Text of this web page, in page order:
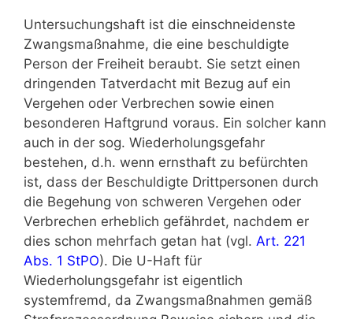
Untersuchungshaft ist die einschneidenste
Zwangsmaßnahme, die eine beschuldigte
Person der Freiheit beraubt. Sie setzt einen
dringenden Tatverdacht mit Bezug auf ein
Vergehen oder Verbrechen sowie einen
besonderen Haftgrund voraus. Ein solcher kann
auch in der sog. Wiederholungsgefahr
bestehen, d.h. wenn ernsthaft zu befürchten
ist, dass der Beschuldigte Drittpersonen durch
die Begehung von schweren Vergehen oder
Verbrechen erheblich gefährdet, nachdem er
dies schon mehrfach getan hat (vgl. Art. 221
Abs. 1 StPO). Die U-Haft für
Wiederholungsgefahr ist eigentlich
systemfremd, da Zwangsmaßnahmen gemäß